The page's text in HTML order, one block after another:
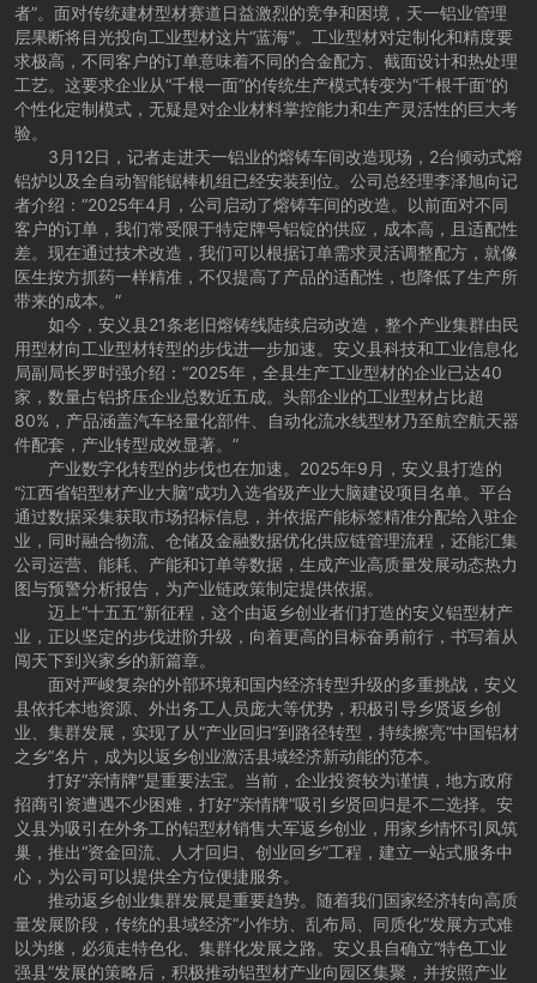
者”。面对传统建材型材赛道日益激烈的竞争和困境，天一铝业管理
层果断将目光投向工业型材这片“蓝海”。工业型材对定制化和精度要
求极高，不同客户的订单意味着不同的合金配方、截面设计和热处理
工艺。这要求企业从“千根一面”的传统生产模式转变为“千根千面”的
个性化定制模式，无疑是对企业材料掌控能力和生产灵活性的巨大考
验。
3月12日，记者走进天一铝业的熔铸车间改造现场，2台倾动式熔
铝炉以及全自动智能锯棒机组已经安装到位。公司总经理李泽旭向记
者介绍：“2025年4月，公司启动了熔铸车间的改造。以前面对不同
客户的订单，我们常受限于特定牌号铝锭的供应，成本高，且适配性
差。现在通过技术改造，我们可以根据订单需求灵活调整配方，就像
医生按方抓药一样精准，不仅提高了产品的适配性，也降低了生产所
带来的成本。”
如今，安义县21条老旧熔铸线陆续启动改造，整个产业集群由民
用型材向工业型材转型的步伐进一步加速。安义县科技和工业信息化
局副局长罗时强介绍：“2025年，全县生产工业型材的企业已达40
家，数量占铝挤压企业总数近五成。头部企业的工业型材占比超
80%，产品涵盖汽车轻量化部件、自动化流水线型材乃至航空航天器
件配套，产业转型成效显著。”
产业数字化转型的步伐也在加速。2025年9月，安义县打造的
“江西省铝型材产业大脑”成功入选省级产业大脑建设项目名单。平台
通过数据采集获取市场招标信息，并依据产能标签精准分配给入驻企
业，同时融合物流、仓储及金融数据优化供应链管理流程，还能汇集
公司运营、能耗、产能和订单等数据，生成产业高质量发展动态热力
图与预警分析报告，为产业链政策制定提供依据。
迈上“十五五”新征程，这个由返乡创业者们打造的安义铝型材产
业，正以坚定的步伐进阶升级，向着更高的目标奋勇前行，书写着从
闯天下到兴家乡的新篇章。
面对严峻复杂的外部环境和国内经济转型升级的多重挑战，安义
县依托本地资源、外出务工人员庞大等优势，积极引导乡贤返乡创
业、集群发展，实现了从“产业回归”到路径转型，持续擦亮“中国铝材
之乡”名片，成为以返乡创业激活县域经济新动能的范本。
打好“亲情牌”是重要法宝。当前，企业投资较为谨慎，地方政府
招商引资遭遇不少困难，打好“亲情牌”吸引乡贤回归是不二选择。安
义县为吸引在外务工的铝型材销售大军返乡创业，用家乡情怀引凤筑
巢，推出“资金回流、人才回归、创业回乡”工程，建立一站式服务中
心，为公司可以提供全方位便捷服务。
推动返乡创业集群发展是重要趋势。随着我们国家经济转向高质
量发展阶段，传统的县域经济“小作坊、乱布局、同质化”发展方式难
以为继，必须走特色化、集群化发展之路。安义县自确立“特色工业
强县”发展的策略后，积极推动铝型材产业向园区集聚，并按照产业